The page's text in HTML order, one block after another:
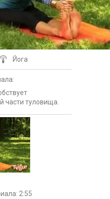
Йога
:
части туловища.
: 2:55